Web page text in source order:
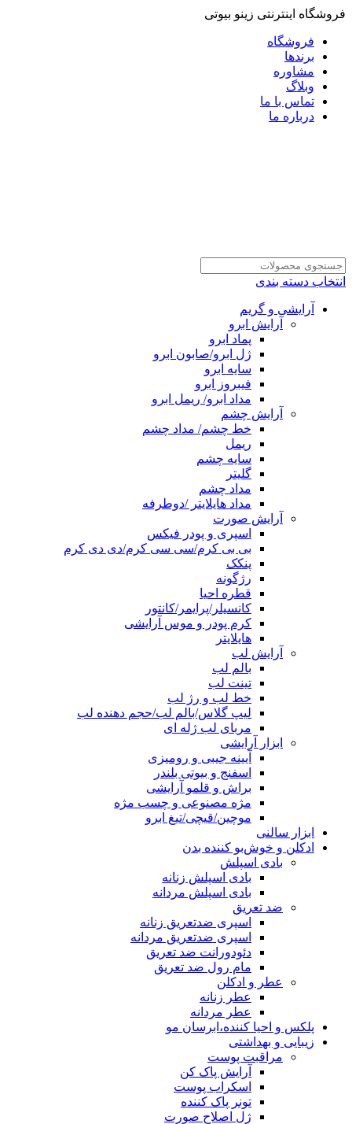
فروشگاه اینترنتی زینو بیوتی
فروشگاه
برندها
مشاوره
وبلاگ
تماس با ما
درباره ما
انتخاب دسته بندی
آرایشی و گریم
آرایش ابرو
پماد ابرو
ژل ابرو/صابون ابرو
سایه ابرو
فیبروز ابرو
مداد ابرو/ ریمل ابرو
آرایش چشم
خط چشم/ مداد چشم
ریمل
سایه چشم
گلیتر
مداد چشم
مداد هایلایتر /دوطرفه
آرایش صورت
اسپری و پودر فیکس
بی بی کرم/سی سی کرم/دی دی کرم
پنکک
رژگونه
قطره احیا
کانسیلر/پرایمر/کانتور
کرم پودر و موس آرایشی
هایلایتر
آرایش لب
بالم لب
تینت لب
خط لب و رژ لب
لیپ گلاس/بالم لب/حجم دهنده لب
مربای لب ژله ای
ابزار آرایشی
آیینه جیبی و رومیزی
اسفنج و بیوتی بلندر
براش و قلمو آرایشی
مژه مصنوعی و چسب مژه
موچین/قیچی/تیغ ابرو
ابزار سالنی
ادکلن و خوش‌بو کننده بدن
بادی اسپلش
بادی اسپلش زنانه
بادی اسپلش مردانه
ضد تعریق
اسپری ضدتعریق زنانه
اسپری ضدتعریق مردانه
دئودورانت ضد تعریق
مام رول ضد تعریق
عطر و ادکلن
عطر زنانه
عطر مردانه
پلکس و احیا کننده،ابرسان مو
زیبایی و بهداشتی
مراقبت پوست
آرایش پاک کن
اسکراب پوست
تونر پاک کننده
ژل اصلاح صورت